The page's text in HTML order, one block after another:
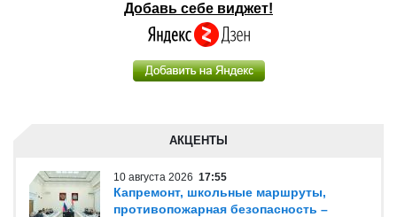
Добавь себе виджет!
АКЦЕНТЫ
10 августа 2026 17:55
Капремонт, школьные маршруты,
противопожарная безопасность –